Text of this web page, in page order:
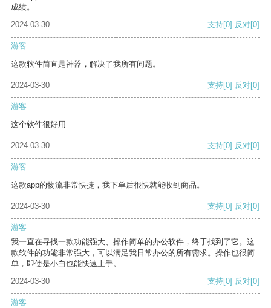
成绩。
2024-03-30
支持[0] 反对[0]
游客
这款软件简直是神器，解决了我所有问题。
2024-03-30 支持[0] 反对[0]
游客
这个软件很好用
2024-03-30 支持[0] 反对[0]
游客
这款app的物流非常快捷，我下单后很快就能收到商品。
2024-03-30 支持[0] 反对[0]
游客
我一直在寻找一款功能强大、操作简单的办公软件，终于找到了它。这
款软件的功能非常强大，可以满足我日常办公的所有需求。操作也很简
单，即使是小白也能快速上手。
2024-03-30
支持[0] 反对[0]
游客